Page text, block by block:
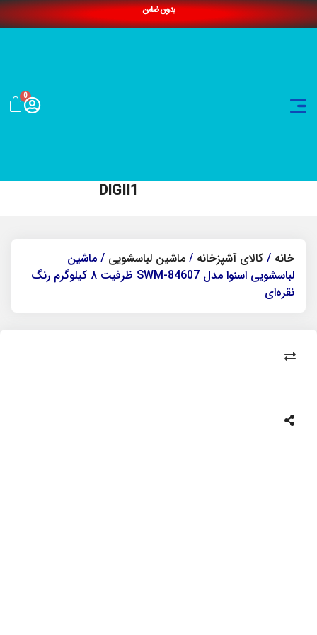
بدون ضامن
0
DIGII1
خانه / کالای آشپزخانه / ماشین لباسشویی / ماشین
لباسشویی اسنوا مدل SWM-84607 ظرفیت ۸ کیلوگرم رنگ
نقره‌ای